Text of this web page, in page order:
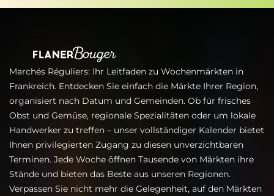
Marchés Réguliers: Ihr Leitfaden zu Wochenmärkten in
Frankreich. Entdecken Sie einfach die Märkte Ihrer Region,
organisiert nach Datum und Gemeinden. Ob für frisches
Obst und Gemüse, regionale Spezialitäten oder um lokale
Handwerker zu treffen – unser vollständiger Kalender bietet
Ihnen privilegierten Zugang zu diesen unverzichtbaren
Terminen. Jede Woche öffnen Tausende von Märkten ihre
Stände und bieten das Beste aus unseren Regionen.
Verpassen Sie nicht mehr die Gelegenheit, auf den Märkten